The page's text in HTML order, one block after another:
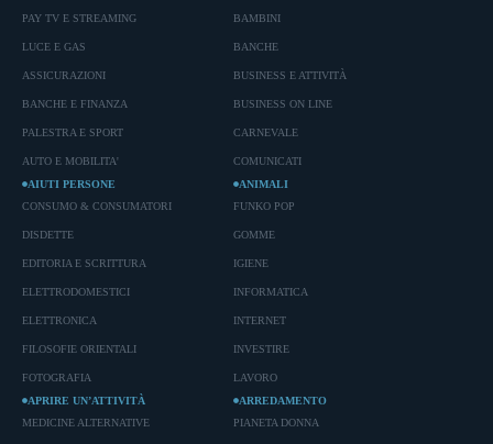
PAY TV E STREAMING
LUCE E GAS
ASSICURAZIONI
BANCHE E FINANZA
PALESTRA E SPORT
AUTO E MOBILITA'
BAMBINI
BANCHE
BUSINESS E ATTIVITÀ
BUSINESS ON LINE
CARNEVALE
COMUNICATI
AIUTI PERSONE
CONSUMO & CONSUMATORI
DISDETTE
EDITORIA E SCRITTURA
ELETTRODOMESTICI
ELETTRONICA
FILOSOFIE ORIENTALI
FOTOGRAFIA
ANIMALI
FUNKO POP
GOMME
IGIENE
INFORMATICA
INTERNET
INVESTIRE
LAVORO
APRIRE UN’ATTIVITÀ
MEDICINE ALTERNATIVE
ARREDAMENTO
PIANETA DONNA